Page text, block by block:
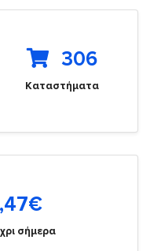
306
Καταστήματα
€
σήμερα